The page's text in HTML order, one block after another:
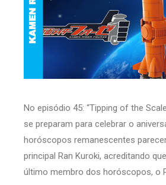
No episódio 45: “Tipping of the
se preparam para celebrar o
horóscopos remanescentes
principal Ran Kuroki, acreditando
último membro dos horóscopos, o